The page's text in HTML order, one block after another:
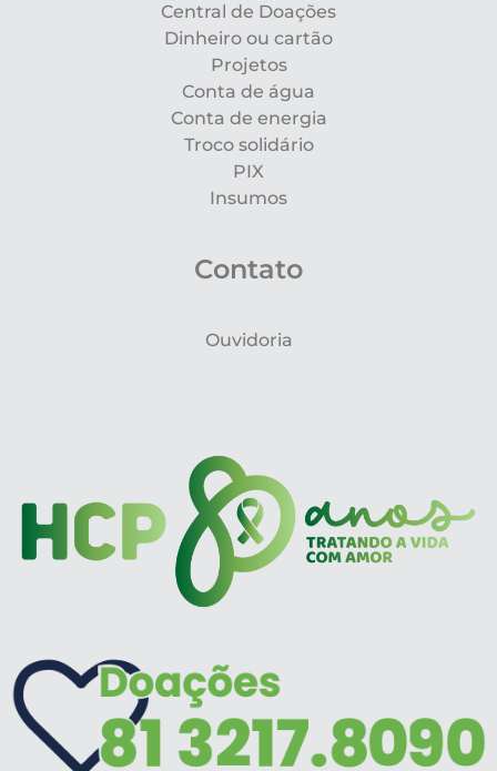
Central de Doações
Dinheiro ou cartão
Projetos
Conta de água
Conta de energia
Troco solidário
PIX
Insumos
Contato
Ouvidoria